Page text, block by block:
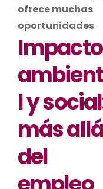
ofrece muchas
oportunidades.
Impacto
l y
más allá
del